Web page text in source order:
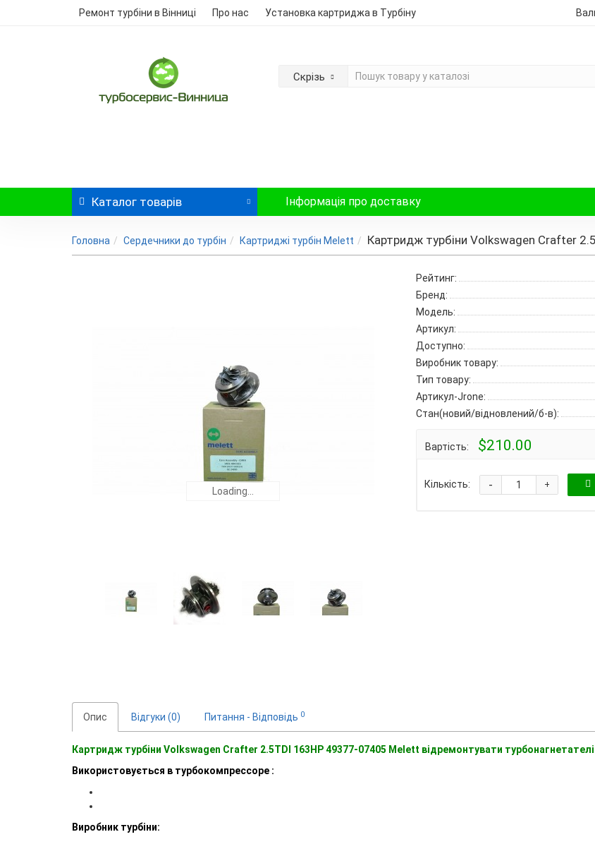
Ремонт турбіни в Вінниці Про нас Установка картриджа в Турбіну
Скрізь
Каталог товарів Інформація про доставку
Головна Сердечники до турбін Картриджі турбін Melett Картридж турбіни Volkswagen Crafter
Loading...
Loading...
Рейтинг:
Бренд:
Модель:
Артикул:
Доступно:
Виробник товару:
Тип товару:
Артикул-Jrone:
Стан(новий/відновлений/б-в):
Вартість: $210.00
Кількість: +
-
Опис Відгуки (0) Питання - Відповідь 0
Картридж турбіни Volkswagen Crafter 2.5TDI 163HP 49377-07405 Melett відремонтувати
Використовується в турбокомпрессоре :
Виробник турбіни: